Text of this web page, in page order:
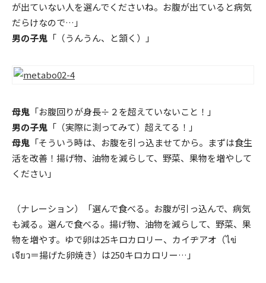
が出ていない人を選んでくださいね。お腹が出ていると病気
だらけなので…」
男の子鬼 「（うんうん、と頷く）」
母鬼 「お腹回りが身長÷２を超えていないこと！」
男の子鬼 「（実際に測ってみて）超えてる！」
母鬼 「そういう時は、お腹を引っ込ませてから。まずは食生
活を改善！揚げ物、油物を減らして、野菜、果物を増やして
ください」
（ナレーション）「選んで食べる。お腹が引っ込んで、病気
も減る。選んで食べる。揚げ物、油物を減らして、野菜、果
物を増やす。ゆで卵は25キロカロリー、カイヂアオ（ไข่
เจียว＝揚げた卵焼き）は250キロカロリー…」